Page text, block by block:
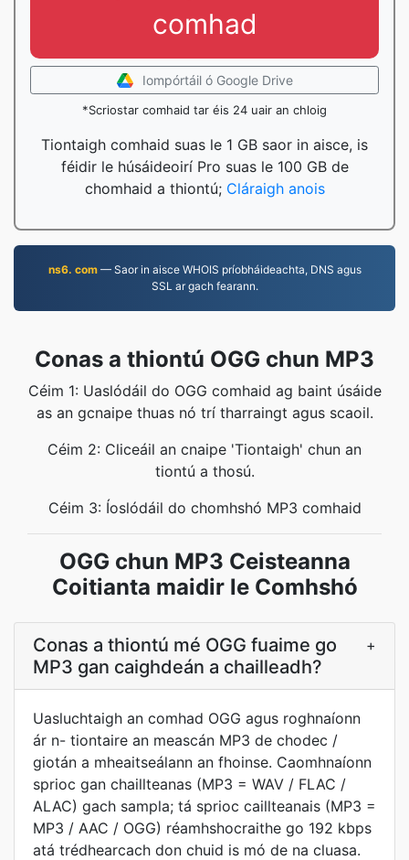
comhad
Iompórtáil ó Google Drive
*Scriostar comhaid tar éis 24 uair an chloig
Tiontaigh comhaid suas le 1 GB saor in aisce, is
féidir le húsáideoirí Pro suas le 100 GB de
chomhaid a thiontú; Cláraigh anois
ns6. com— Saor in aisce WHOIS príobháideachta, DNS agus
SSL ar gach fearann.
Conas a thiontú OGG chun MP3
Céim 1: Uaslódáil do OGG comhaid ag baint úsáide
as an gcnaipe thuas nó trí tharraingt agus scaoil.
Céim 2: Cliceáil an cnaipe 'Tiontaigh' chun an
tiontú a thosú.
Céim 3: Íoslódáil do chomhshó MP3 comhaid
OGG chun MP3 Ceisteanna
Coitianta maidir le Comhshó
Conas a thiontú mé OGG fuaime go
MP3 gan caighdeán a chailleadh?
+
Uasluchtaigh an comhad OGG agus roghnaíonn
ár n- tiontaire an meascán MP3 de chodec /
giotán a mheaitseálann an fhoinse. Caomhnaíonn
sprioc gan chaillteanas (MP3 = WAV / FLAC /
ALAC) gach sampla; tá sprioc caillteanais (MP3 =
MP3 / AAC / OGG) réamhshocraithe go 192 kbps
atá trédhearcach don chuid is mó de na cluasa.